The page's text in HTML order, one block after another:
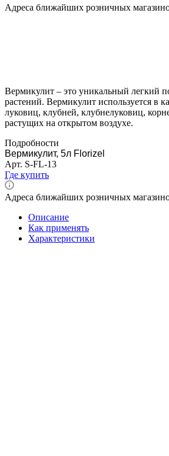
Адреса ближайших розничных
Вермикулит – это уникальный легкий
растений. Вермикулит используется в
луковиц, клубней, клубнелуковиц,
растущих на открытом воздухе.
Подробности
Вермикулит, 5л Florizel
Арт. S-FL-13
Где купить
Адреса ближайших розничных
Описание
Как применять
Характеристики